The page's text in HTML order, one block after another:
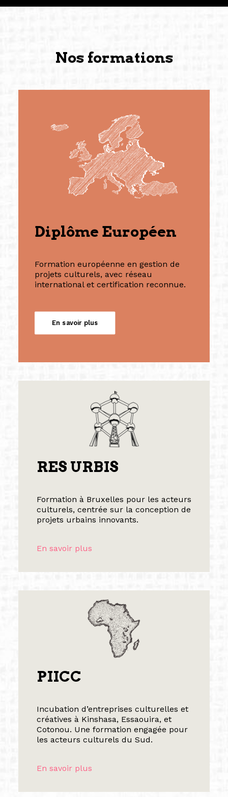
Nos formations
Diplôme Européen
Formation européenne en gestion de
projets culturels, avec réseau
international et certification reconnue.
En savoir plus
RES URBIS
Formation à Bruxelles pour les acteurs
culturels, centrée sur la conception de
projets urbains innovants.
En savoir plus
PIICC
Incubation d’entreprises culturelles et
créatives à Kinshasa, Essaouira, et
Cotonou. Une formation engagée pour
les acteurs culturels du Sud.
En savoir plus